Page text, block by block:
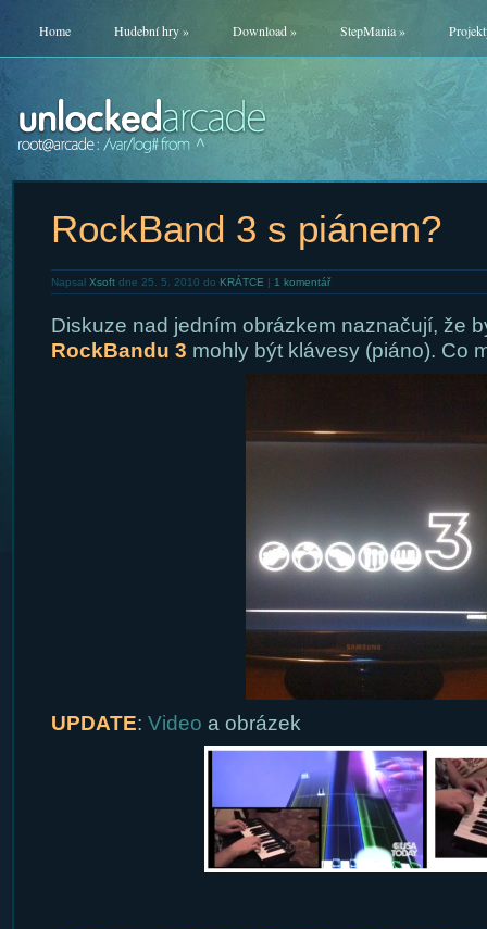
Home Hudební hry» Download» StepMania»
RockBand 3 s piánem?
Napsal Xsoftdne 25. 5. 2010 do KRÁTCE | 1 komentář
Diskuze nad jedním obrázkem naznačují, že
RockBandu 3 mohly být klávesy (piáno). Co
UPDATE: Video a obrázek